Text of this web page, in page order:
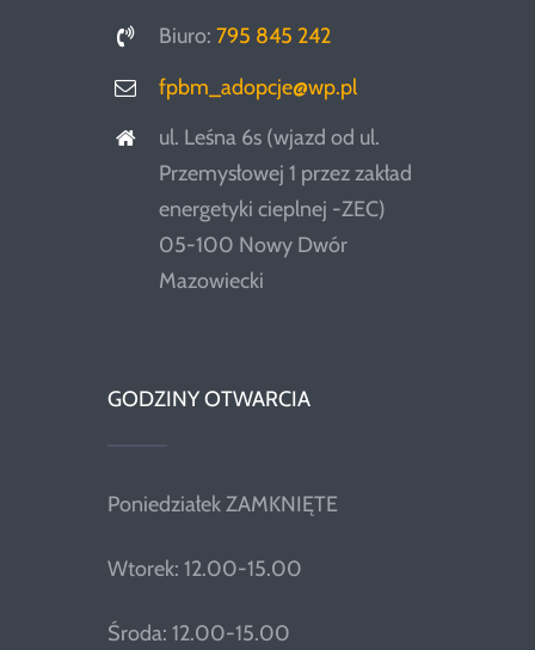
Biuro:795 845 242
fpbm_adopcje@wp.pl
ul. Leśna 6s (wjazd od ul.
Przemysłowej 1 przez zakład
energetyki cieplnej -ZEC)
05-100 Nowy Dwór
Mazowiecki
GODZINY OTWARCIA
Poniedziałek ZAMKNIĘTE
Wtorek: 12.00-15.00
Środa: 12.00-15.00